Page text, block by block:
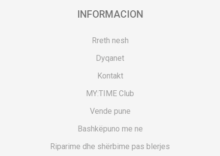
INFORMACION
Rreth nesh
Dyqanet
Kontakt
MY:TIME Club
Vende pune
Bashkëpuno me ne
Riparime dhe shërbime pas blerjes